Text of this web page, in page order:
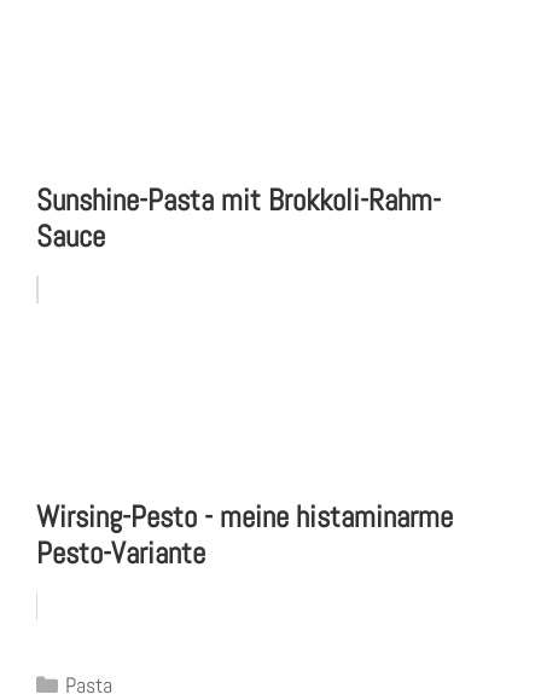
Sunshine-Pasta mit Brokkoli-Rahm-
Sauce
Wirsing-Pesto - meine histaminarme
Pesto-Variante
Kategorien
Pasta